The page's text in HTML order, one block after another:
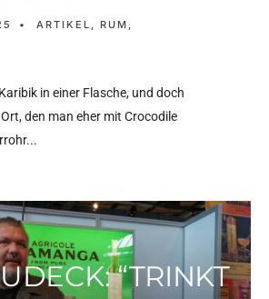
• ARTIKEL , RUM ,
in einer Flasche, und doch
den man eher mit Crocodile
...
“TRINKT